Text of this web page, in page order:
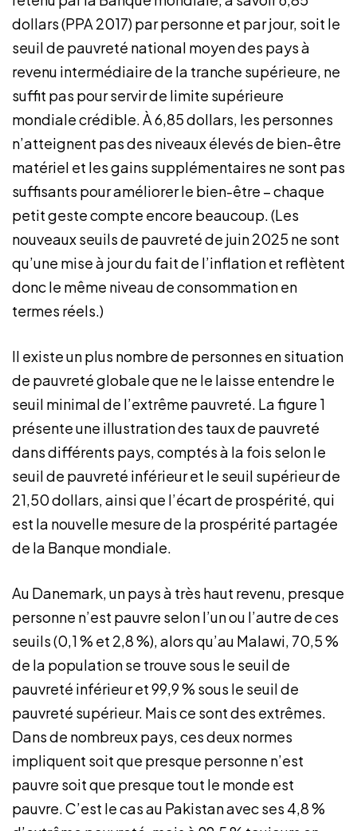
dollars (PPA 2017) par personne et par jour, soit le
seuil de pauvreté national moyen des pays à
revenu intermédiaire de la tranche supérieure, ne
suffit pas pour servir de limite supérieure
mondiale crédible. À 6,85 dollars, les personnes
n’atteignent pas des niveaux élevés de bien-être
matériel et les gains supplémentaires ne sont pas
suffisants pour améliorer le bien-être – chaque
petit geste compte encore beaucoup. (Les
nouveaux seuils de pauvreté de juin 2025 ne sont
qu’une mise à jour du fait de l’inflation et reflètent
donc le même niveau de consommation en
termes réels.)
Il existe un plus nombre de personnes en situation
de pauvreté globale que ne le laisse entendre le
seuil minimal de l’extrême pauvreté. La figure 1
présente une illustration des taux de pauvreté
dans différents pays, comptés à la fois selon le
seuil de pauvreté inférieur et le seuil supérieur de
21,50 dollars, ainsi que l’écart de prospérité, qui
est la nouvelle mesure de la prospérité partagée
de la Banque mondiale.
Au Danemark, un pays à très haut revenu, presque
personne n’est pauvre selon l’un ou l’autre de ces
seuils (0,1 % et 2,8 %), alors qu’au Malawi, 70,5 %
de la population se trouve sous le seuil de
pauvreté inférieur et 99,9 % sous le seuil de
pauvreté supérieur. Mais ce sont des extrêmes.
Dans de nombreux pays, ces deux normes
impliquent soit que presque personne n’est
pauvre soit que presque tout le monde est
pauvre. C’est le cas au Pakistan avec ses 4,8 %